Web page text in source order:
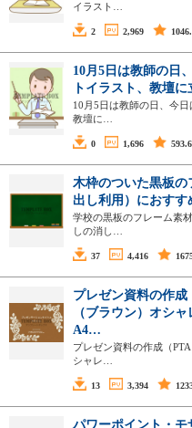
イラスト…
2 2,969
10月5日は教師の日
トイラスト、教壇
10月5日は教師の日、今
教壇に…
0 1,696 593.6
木枠のついた黒板
出し利用）におすす
学校の黒板のフレーム素
しの消し…
37 4,416
プレゼン資料の作
（ブラウン）オシ
A4…
プレゼン資料の作成（
シャレ…
13 3,394
パワーポイント・